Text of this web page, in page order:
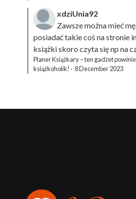
xdziUnia92
Zawsze można mieć
posiadać takie coś na stronie
książki skoro czyta się np na
Planer Książkary – ten gadżet
książkoholik! · 8 December 2023